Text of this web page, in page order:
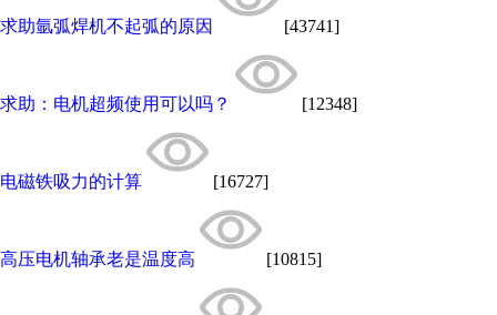
求助氩弧焊机不起弧的原因 [43741]
求助：电机超频使用可以吗？ [12348]
电磁铁吸力的计算 [16727]
高压电机轴承老是温度高 [10815]